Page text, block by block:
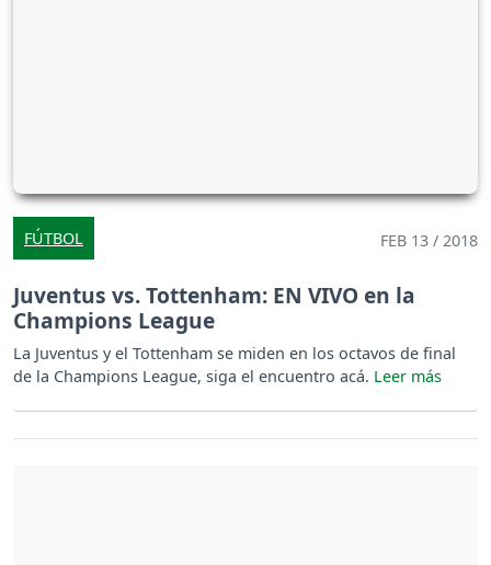
FÚTBOL FEB 13 / 2018
Juventus vs. Tottenham: EN VIVO en la
Champions League
La Juventus y el Tottenham se miden en los octavos de final
de la Champions League, siga el encuentro acá.